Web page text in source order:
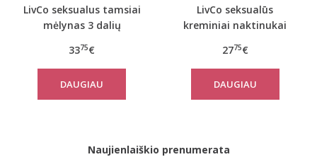
LivCo seksualus tamsiai
mėlynas 3 dalių
3375€
DAUGIAU
LivCo seksualūs
kreminiai naktinukai
2775€
DAUGIAU
Naujienlaiškio prenumerata